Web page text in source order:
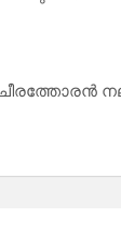
ചീരത്തോരൻ